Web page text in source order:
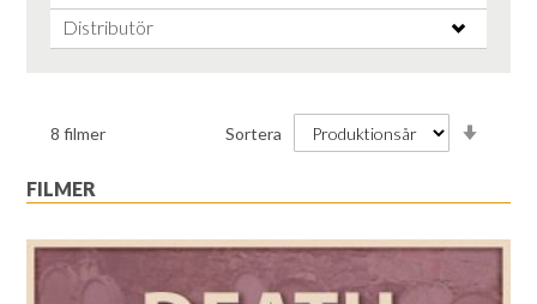
Distributör
8 filmer Sortera
FILMER